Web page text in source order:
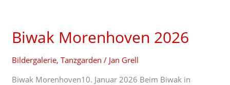
Biwak Morenhoven 2026
Bildergalerie,Tanzgarden / Jan Grell
Biwak Morenhoven10. Januar 2026 Beim Biwak in
2026